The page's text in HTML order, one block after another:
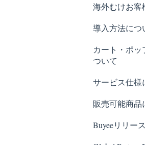
海外むけお客
導入方法につ
基本の設
カート・ポッ
ついて
販売制御
Buyeeの表
サービス仕様
販売可能商品
Buyeeリリー